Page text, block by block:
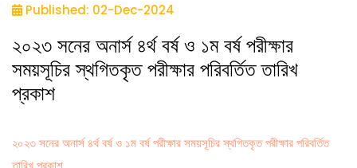
Published: 02-Dec-2024
২০২৩ সনের অনার্স ৪র্থ বর্ষ ও ১ম বর্ষ পরীক্ষার
সময়সূচির স্থগিতকৃত পরীক্ষার পরিবর্তিত তারিখ
প্রকাশ
২০২৩ সনের অনার্স ৪র্থ বর্ষ ও ১ম বর্ষ পরীক্ষার সময়সূচির স্থগিতকৃত পরীক্ষার পরিবর্তিত